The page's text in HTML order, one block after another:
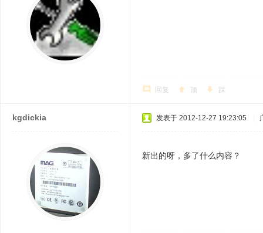
回复 顶 踩
kgdickia 发表于 2012-12-27 19:23:05
新出的呀，多了什么内容？